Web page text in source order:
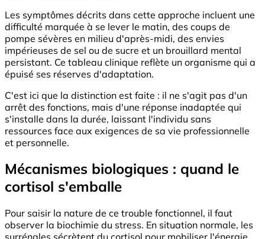
Les symptômes décrits dans cette approche incluent une
difficulté marquée à se lever le matin, des coups de
pompe sévères en milieu d'après-midi, des envies
impérieuses de sel ou de sucre et un brouillard mental
persistant. Ce tableau clinique reflète un organisme qui a
épuisé ses réserves d'adaptation.
C'est ici que la distinction est faite : il ne s'agit pas d'un
arrêt des fonctions, mais d'une réponse inadaptée qui
s'installe dans la durée, laissant l'individu sans
ressources face aux exigences de sa vie professionnelle
et personnelle.
Mécanismes biologiques : quand le
cortisol s'emballe
Pour saisir la nature de ce trouble fonctionnel, il faut
observer la biochimie du stress. En situation normale, les